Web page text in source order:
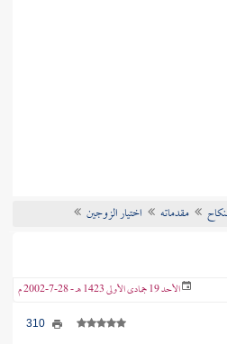
مقدماته اختيار الزوجين
الأحد 19 جمادى الأولى 1423 هـ - 28-7-2002 م